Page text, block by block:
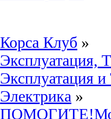
Корса Клуб »
Эксплуатация,
Эксплуатация
Электрика »